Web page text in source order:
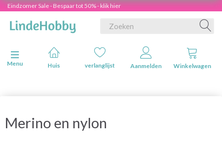
Eindzomer Sale - Bespaar tot 50% - klik hier
Navigatie in-/uitschakelen
Menu
Huis verlanglijst Aanmelden Winkelwagen
Merino en nylon